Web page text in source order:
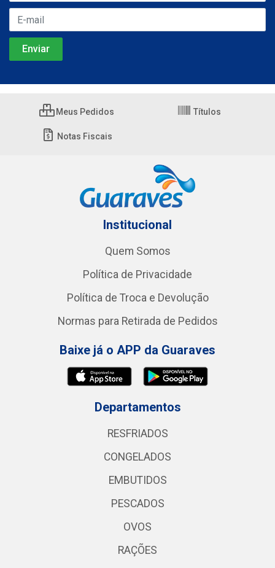
Meus Pedidos Títulos
Notas Fiscais
Institucional
Quem Somos
Política de Privacidade
Política de Troca e Devolução
Normas para Retirada de Pedidos
Baixe já o APP da Guaraves
Departamentos
RESFRIADOS
CONGELADOS
EMBUTIDOS
PESCADOS
OVOS
RAÇÕES